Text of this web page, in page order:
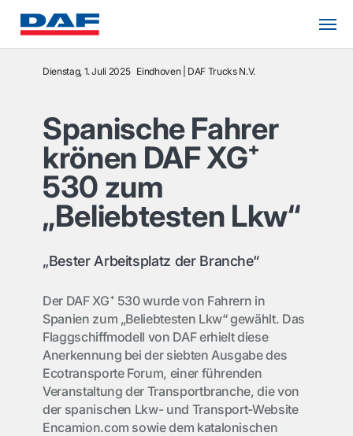
Dienstag, 1. Juli 2025 Eindhoven DAF Trucks N.V.
Spanische Fahrer
krönen DAF XG⁺
530 zum
„Beliebtesten Lkw“
„Bester Arbeitsplatz der Branche“
Der DAF XG⁺ 530 wurde von Fahrern in
Spanien zum „Beliebtesten Lkw“ gewählt. Das
Flaggschiffmodell von DAF erhielt diese
Anerkennung bei der siebten Ausgabe des
Ecotransporte Forum, einer führenden
Veranstaltung der Transportbranche, die von
der spanischen Lkw- und Transport-Website
Encamion.com sowie dem katalonischen